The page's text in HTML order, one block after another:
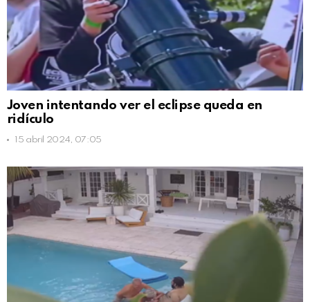
Joven intentando ver el eclipse queda en
ridículo
15 abril 2024, 07:05